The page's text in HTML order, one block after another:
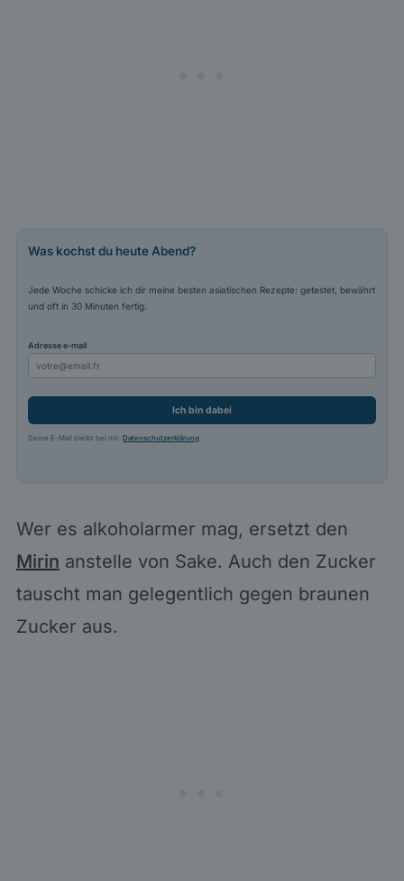
Was kochst du heute Abend?
Jede Woche schicke ich dir meine besten asiatischen Rezepte: getestet, bewährt
und oft in 30 Minuten fertig.
Adresse e-mail
Ich bin dabei
Deine E-Mail bleibt bei mir.Datenschutzerklärung
Wer es alkoholarmer mag, ersetzt den
Mirin anstelle von Sake. Auch den Zucker
tauscht man gelegentlich gegen braunen
Zucker aus.